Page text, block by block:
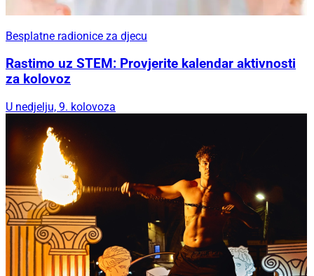
Besplatne radionice za djecu
Rastimo uz STEM: Provjerite kalendar aktivnosti
za kolovoz
U nedjelju, 9. kolovoza